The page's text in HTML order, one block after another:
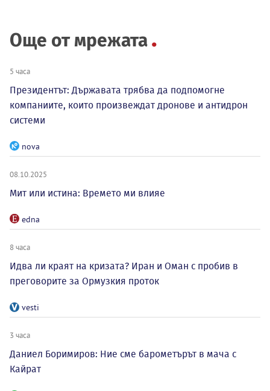
Още от мрежата
5 часа
Президентът: Държавата трябва да подпомогне
компаниите, които произвеждат дронове и антидрон
системи
nova
08.10.2025
Мит или истина: Времето ми влияе
edna
8 часа
Идва ли краят на кризата? Иран и Оман с пробив в
преговорите за Ормузкия проток
vesti
3 часа
Даниел Боримиров: Ние сме барометърът в мача с
Кайрат